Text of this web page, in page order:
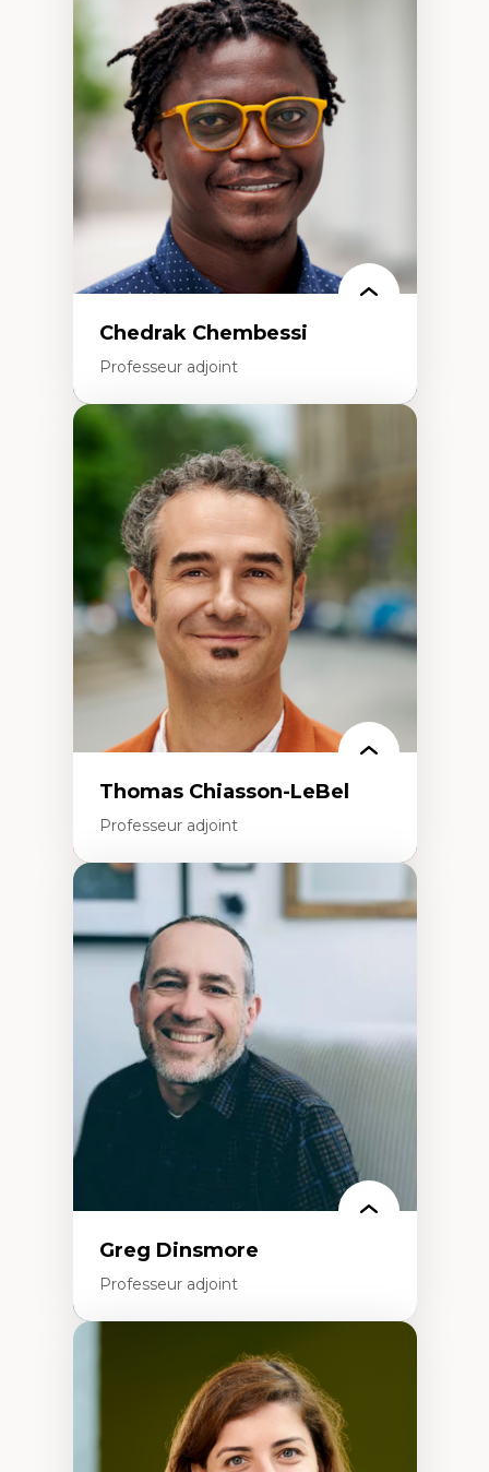
Trajectoires migratoires
Migrations forcées
Études des frontières; Enjeux géopolitiques
des migrations
Politiques migratoires
Réfugiés
Demandeurs d’asile
Migrations irrégulières
Migrations temporaires
Migration et changement climatique
Migration et développement
Chedrak Chembessi
Professeur adjoint
Économie circulaire
Modèles d’affaires durables
Histoire des faits économiques
Gestion durable des ressources naturelles
Écologie industrielle
Aménagement durable du territoire
Développement régional
Coopératives
Télétravail en milieu rural francophone
Transition socio-écologique
Thomas Chiasson-LeBel
Professeur adjoint
Expertises
Théories du développement
Économie politique comparée
Élites économiques
Sociologie économique
Extractivisme
Classes sociales
Mouvements sociaux
Théories de l’État
Greg Dinsmore
Professeur adjoint
Fragmentation des auditoires médiatiques
Analyse multi-plateforme des auditoires
médiatiques
Analyse des comportements numériques à
travers les données massives et l’IA